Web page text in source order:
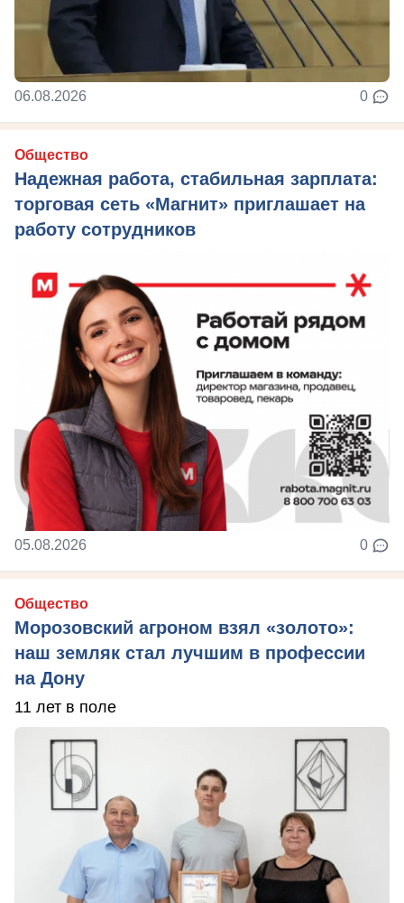
06.08.2026 0
Общество
Надежная работа, стабильная зарплата:
торговая сеть «Магнит» приглашает на
работу сотрудников
05.08.2026 0
Общество
Морозовский агроном взял «золото»:
наш земляк стал лучшим в профессии
на Дону
11 лет в поле